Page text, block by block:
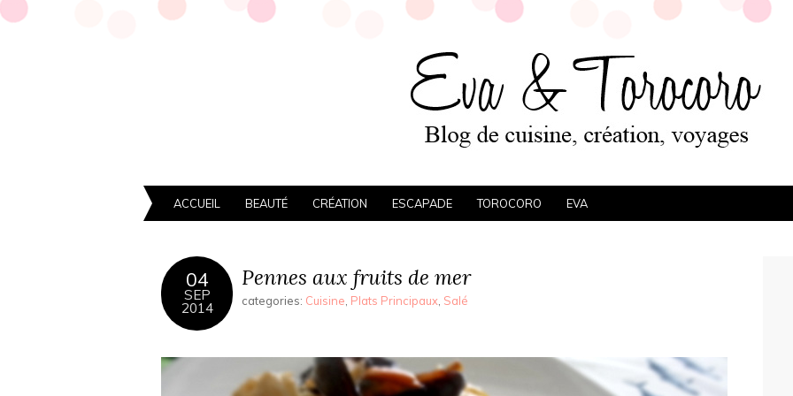
ACCUEIL BEAUTÉ CRÉATION ESCAPADE TOROCORO EVA
04
SEP
2014
Pennes aux fruits de mer
categories: Cuisine Plats Principaux Salé